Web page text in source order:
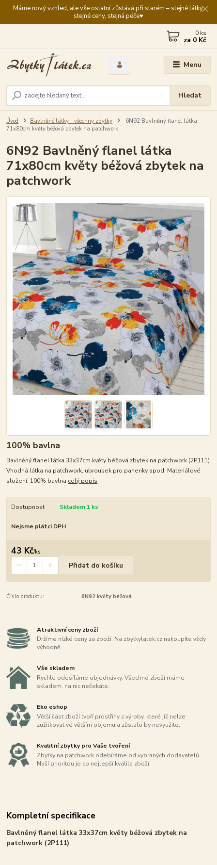
Máme nový vzhled, ale vše ostatní zůstává při starém – stejné látky,
stejné ceny, stejná péče♥️
Menu
Hledat
0 ks
za 0 Kč
Úvod Bavlněné látky - všechny zbytky
6N92 Bavlněný flanel látka
71x80cm květy béžová zbytek na patchwork
6N92 Bavlněný flanel látka
71x80cm květy béžová zbytek na
patchwork
100% bavlna
Bavlněný flanel látka 33x37cm květy béžová zbytek na patchwork (2P111)
Vhodná látka na patchwork, ubrousek pro panenky apod. Materiálové
složení: 100% bavlna celý popis
Dostupnost Skladem 1 ks
Nejsme plátci DPH
43 Kč/ks
Přidat do košíku
Číslo produktu: 6N92 květy béžová
Atraktivní ceny zboží
Držíme nízké ceny za zboží. Na zbytkylatek.cz nakoupíte vždy
výhodně.
Vše skladem
Rychle odesíláme objednávky. Všechno zboží máme
skladem, na nic nečekáte.
Eko eshop
Větší část zboží tvoří prostřihy z výroby, které již nelze
zužitkovat ve větším objemu a zůstalo by nevyužito.
Kvalitní zbytky pro Vaše tvoření
Zbytky na patchwork odebíráme od vybraných dodavatelů.
Naší prioritou je co nejlepší kvalita zboží.
Kompletní specifikace
Bavlněný flanel látka 33x37cm květy béžová zbytek na
patchwork (2P111)